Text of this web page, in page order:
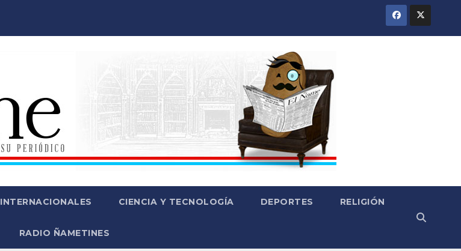
INTERNACIONALES CIENCIA Y TECNOLOGÍA DEPORTES RELIGIÓN
RADIO ÑAMETINES